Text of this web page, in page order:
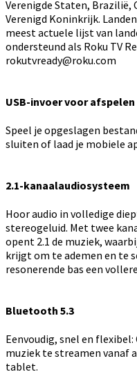
Verenigde Staten, Brazilië,
Verenigd Koninkrijk.
meest actuele lijst van
ondersteund als Roku TV
rokutvready@roku.com
USB-invoer voor afspelen
Speel je opgeslagen
sluiten of laad je mobiele
2.1-kanaalaudiosysteem
Hoor audio in volledige
stereogeluid. Met twee
opent 2.1 de muziek,
krijgt om te ademen en te
resonerende bas een
Bluetooth 5.3
Eenvoudig, snel en
muziek te streamen vanaf
tablet.